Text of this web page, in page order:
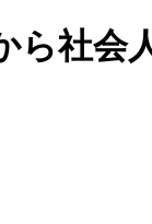
ら社会